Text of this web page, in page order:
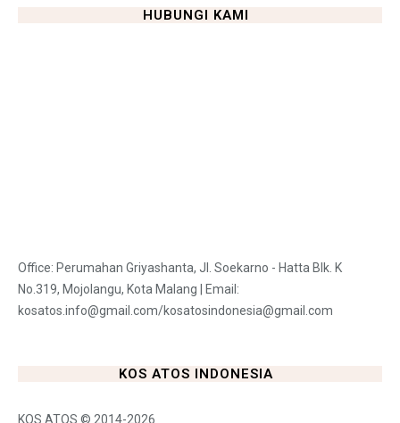
HUBUNGI KAMI
Office: Perumahan Griyashanta, Jl. Soekarno - Hatta Blk. K
No.319, Mojolangu, Kota Malang | Email:
kosatos.info@gmail.com/kosatosindonesia@gmail.com
KOS ATOS INDONESIA
KOS ATOS © 2014-2026